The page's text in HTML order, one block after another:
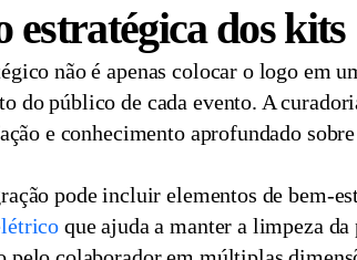
estratégica dos kits
não é apenas colocar o logo em
do público de cada evento. A
e conhecimento aprofundado
pode incluir elementos de bem-
que ajuda a manter a limpeza